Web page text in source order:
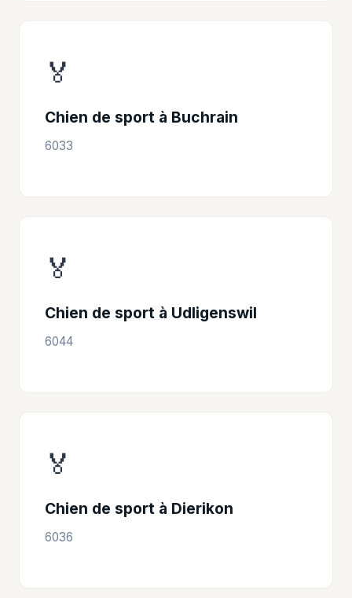
🏅
Chien de sport à Buchrain
6033
🏅
Chien de sport à Udligenswil
6044
🏅
Chien de sport à Dierikon
6036